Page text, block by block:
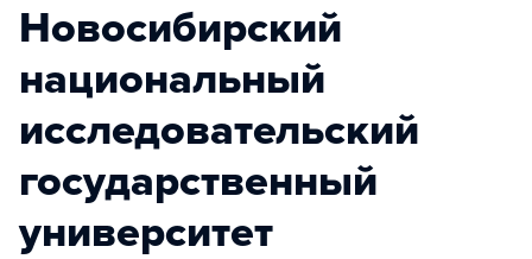
Новосибирский
национальный
исследовательский
государственный
университет